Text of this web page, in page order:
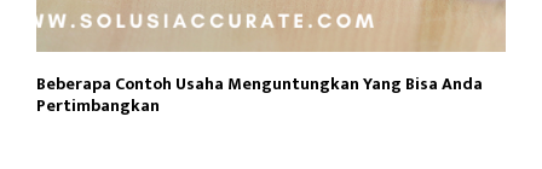
Beberapa Contoh Usaha Menguntungkan Yang Bisa Anda
Pertimbangkan